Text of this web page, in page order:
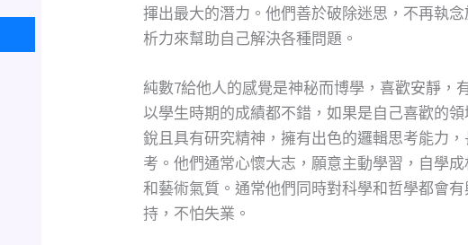
揮出最大的潛力。他們善於破除迷思，不再執
析力來幫助自己解決各種問題。
純數7給他人的感覺是神秘而博學，喜歡安靜，
以學生時期的成績都不錯，如果是自己喜歡的
銳且具有研究精神，擁有出色的邏輯思考能力
考。他們通常心懷大志，願意主動學習，自學
和藝術氣質。通常他們同時對科學和哲學都會
持，不怕失業。